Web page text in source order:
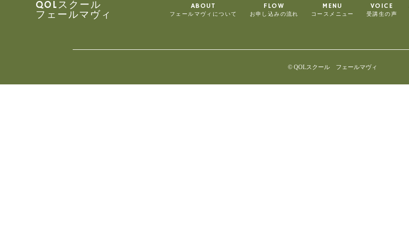
QOLスクール
フェールマヴィ
ABOUT
フェールマヴィについて
FLOW
お申し込みの流れ
MENU
コースメニュー
VOICE
受講生の声
© QOLスクール フェールマヴィ